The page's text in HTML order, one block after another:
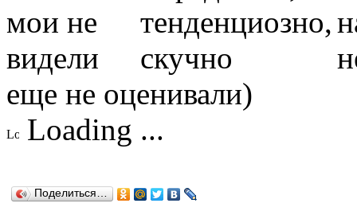
еще не оценивали)
Loading ...
Поделиться…